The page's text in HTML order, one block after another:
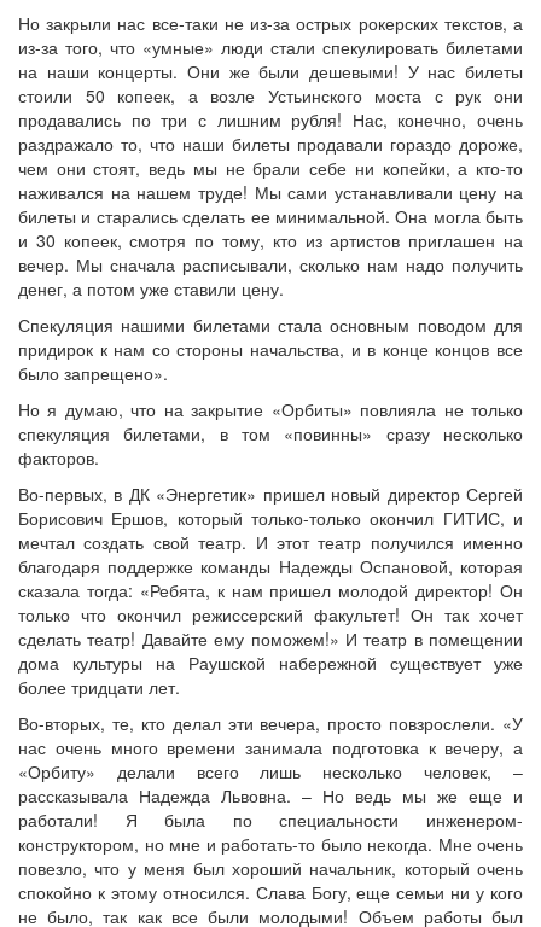
Но закрыли нас все-таки не из-за острых рокерских текстов, а
из-за того, что «умные» люди стали спекулировать билетами
на наши концерты. Они же были дешевыми! У нас билеты
стоили 50 копеек, а возле Устьинского моста с рук они
продавались по три с лишним рубля! Нас, конечно, очень
раздражало то, что наши билеты продавали гораздо дороже,
чем они стоят, ведь мы не брали себе ни копейки, а кто-то
наживался на нашем труде! Мы сами устанавливали цену на
билеты и старались сделать ее минимальной. Она могла быть
и 30 копеек, смотря по тому, кто из артистов приглашен на
вечер. Мы сначала расписывали, сколько нам надо получить
денег, а потом уже ставили цену.
Спекуляция нашими билетами стала основным поводом для
придирок к нам со стороны начальства, и в конце концов все
было запрещено».
Но я думаю, что на закрытие «Орбиты» повлияла не только
спекуляция билетами, в том «повинны» сразу несколько
факторов.
Во-первых, в ДК «Энергетик» пришел новый директор Сергей
Борисович Ершов, который только-только окончил ГИТИС, и
мечтал создать свой театр. И этот театр получился именно
благодаря поддержке команды Надежды Оспановой, которая
сказала тогда: «Ребята, к нам пришел молодой директор! Он
только что окончил режиссерский факультет! Он так хочет
сделать театр! Давайте ему поможем!» И театр в помещении
дома культуры на Раушской набережной существует уже
более тридцати лет.
Во-вторых, те, кто делал эти вечера, просто повзрослели. «У
нас очень много времени занимала подготовка к вечеру, а
«Орбиту» делали всего лишь несколько человек, –
рассказывала Надежда Львовна. – Но ведь мы же еще и
работали! Я была по специальности инженером-
конструктором, но мне и работать-то было некогда. Мне очень
повезло, что у меня был хороший начальник, который очень
спокойно к этому относился. Слава Богу, еще семьи ни у кого
не было, так как все были молодыми! Объем работы был